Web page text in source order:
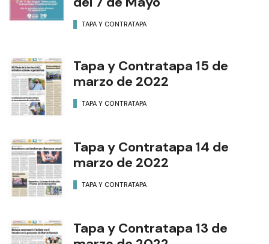
TAPA Y CONTRATAPA
Tapa y Contratapa 15 de
marzo de 2022
TAPA Y CONTRATAPA
Tapa y Contratapa 14 de
marzo de 2022
TAPA Y CONTRATAPA
Tapa y Contratapa 13 de